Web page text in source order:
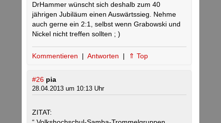
DrHammer wünscht sich deshalb zum 40
jährigen Jubiläum einen Auswärtssieg. Nehme
auch gerne ein 2:1, selbst wenn Grabowski und
Nickel nicht treffen sollten ; )
Kommentieren | Antworten | ⇑ Top
#26 pia
28.04.2013 um 10:13 Uhr
ZITAT: